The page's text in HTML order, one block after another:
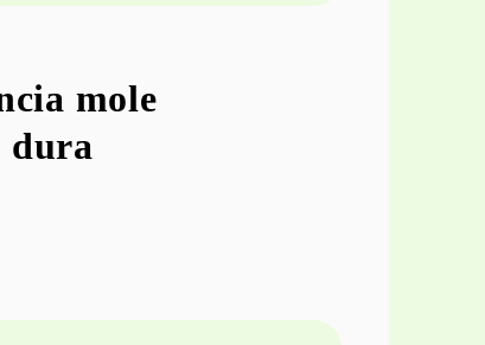
mole
dura